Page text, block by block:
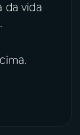
da vida